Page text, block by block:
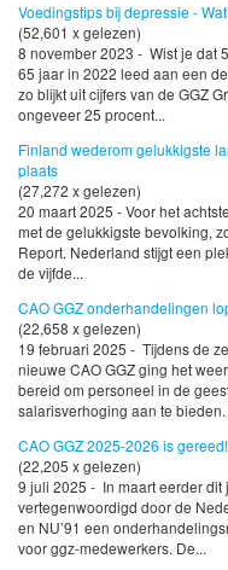
Voedingstips bij depressie -
(52,601 x gelezen)
8 november 2023 - Wist je dat
65 jaar in 2022 leed aan een
zo blijkt uit cijfers van de GGZ
ongeveer 25 procent...
Finland wederom gelukkigste
plaats
(27,272 x gelezen)
20 maart 2025 - Voor het
met de gelukkigste bevolking,
Report. Nederland stijgt een
de vijfde...
CAO GGZ onderhandelingen
(22,658 x gelezen)
19 februari 2025 - Tijdens de
nieuwe CAO GGZ ging het
bereid om personeel in de
salarisverhoging aan te bieden.
CAO GGZ 2025-2026 is gereed!
(22,205 x gelezen)
9 juli 2025 - In maart eerder
vertegenwoordigd door de
en NU’91 een
voor ggz-medewerkers. De...